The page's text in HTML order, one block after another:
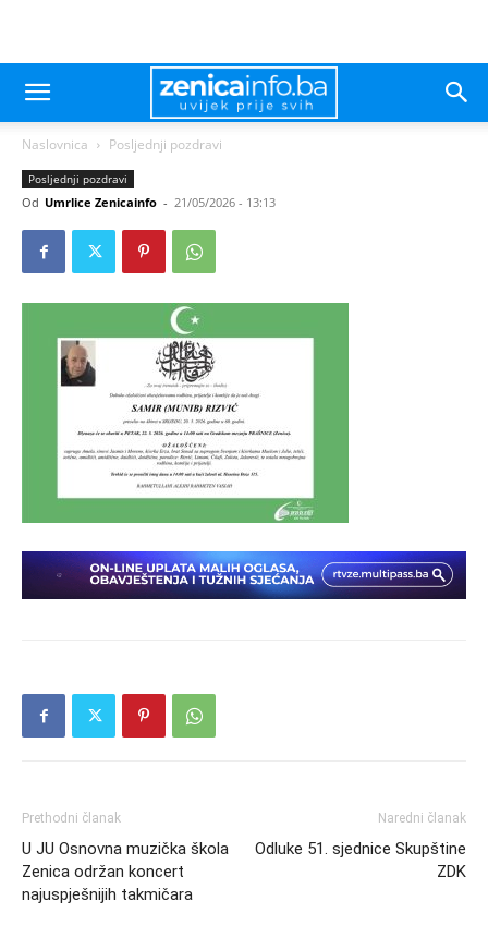
Naslovnica Posljednji pozdravi
Posljednji pozdravi
Od Umrlice Zenicainfo - 21/05/2026 - 13:13
Prethodni članak
U JU Osnovna muzička škola
Zenica održan koncert
najuspješnijih takmičara
Naredni članak
Odluke 51. sjednice Skupštine
ZDK